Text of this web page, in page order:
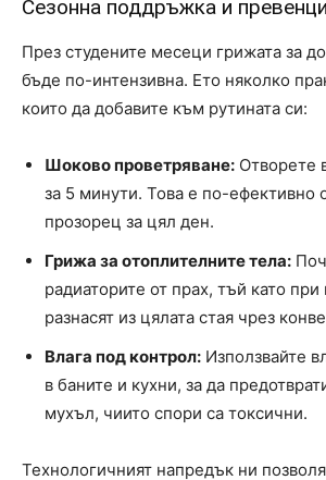
Сезонна поддръжка и
През студените месеци грижата за
бъде по-интензивна. Ето няколко
които да добавите към рутината си:
Шоково проветряване: Отворете
за 5 минути. Това е по-ефективно
прозорец за цял ден.
Грижа за отоплителните тела:
радиаторите от прах, тъй като при
разнасят из цялата стая чрез
Влага под контрол: Използвайте
в баните и кухни, за да
мухъл, чиито спори са токсични.
Технологичният напредък ни